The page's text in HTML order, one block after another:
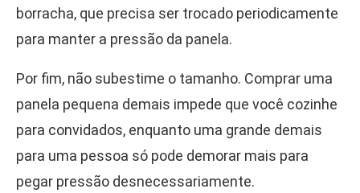
borracha, que precisa ser trocado periodicamente
para manter a pressão da panela.
Por fim, não subestime o tamanho. Comprar uma
panela pequena demais impede que você cozinhe
para convidados, enquanto uma grande demais
para uma pessoa só pode demorar mais para
pegar pressão desnecessariamente.